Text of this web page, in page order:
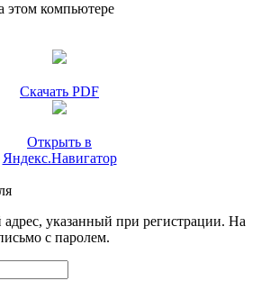
этом компьютере
Скачать PDF
Открыть в
Яндекс.Навигатор
указанный при регистрации. На
с паролем.